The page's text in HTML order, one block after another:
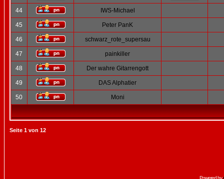
44 IWS-Michael
45 Peter PanK
46 schwarz_rote_supersau
47 painkiller
48 Der wahre Gitarrengott
49 DAS Alphatier
50 Moni
Seite 1 von 12
Powered by